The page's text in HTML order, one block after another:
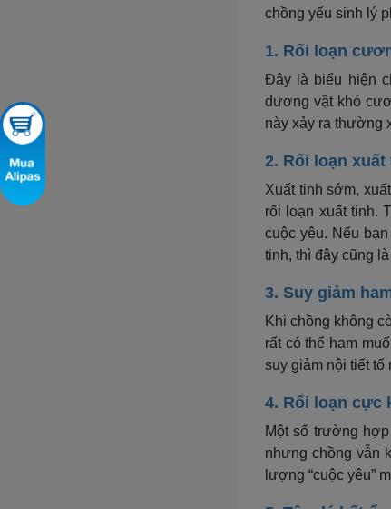
chồng yếu sinh lý
1. Rối loạn
Đây là biểu hiện
dương vật khó
này xảy ra thường
2. Rối loạn xuất
Xuất tinh sớm,
rối loạn xuất tinh.
cuộc yêu. Nếu
tinh, thì đây cũng
3. Suy giảm
Khi chồng không
rất có thể ham
suy giảm nội tiết tố
4. Rối loạn cực
Một số trường
nhưng chồng vẫn
lượng “cuộc yêu”